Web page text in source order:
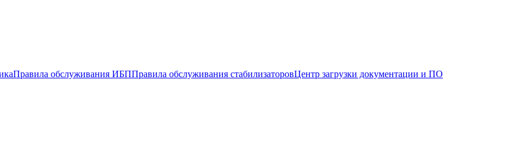
Правила обслуживания ИБППравила обслуживания стабилизаторовЦентр загрузки документации и ПО